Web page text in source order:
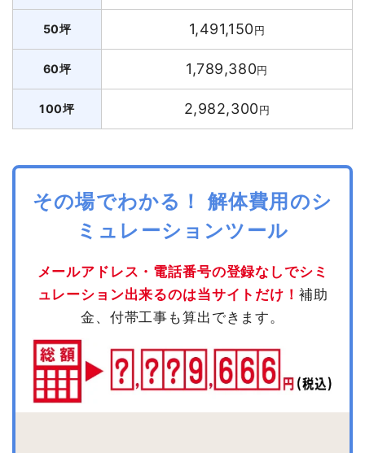
50坪 1,491,150円
60坪 1,789,380円
100坪 2,982,300円
その場でわかる！ 解体費用のシ
ミュレーションツール
メールアドレス・電話番号の登録なしでシミ
ュレーション出来るのは当サイトだけ！ 補助
金、付帯工事も算出できます。